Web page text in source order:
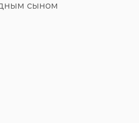
сыном